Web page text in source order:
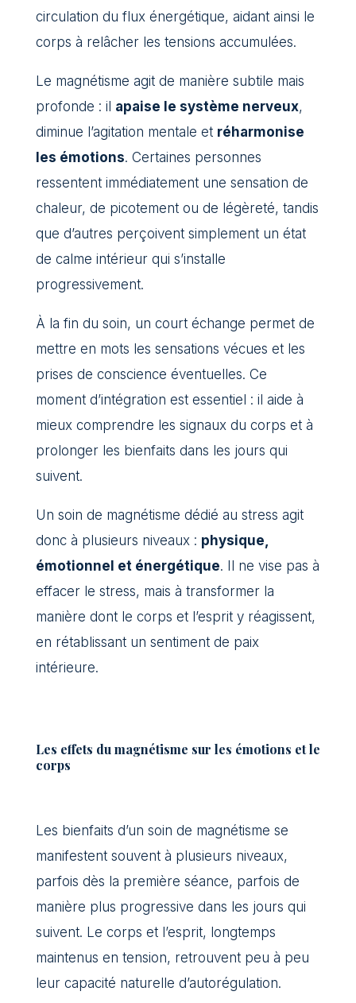
circulation du flux énergétique, aidant ainsi le
corps à relâcher les tensions accumulées.
Le magnétisme agit de manière subtile mais
profonde : il apaise le système nerveux,
diminue l’agitation mentale et réharmonise
les émotions. Certaines personnes
ressentent immédiatement une sensation de
chaleur, de picotement ou de légèreté, tandis
que d’autres perçoivent simplement un état
de calme intérieur qui s’installe
progressivement.
À la fin du soin, un court échange permet de
mettre en mots les sensations vécues et les
prises de conscience éventuelles. Ce
moment d’intégration est essentiel : il aide à
mieux comprendre les signaux du corps et à
prolonger les bienfaits dans les jours qui
suivent.
Un soin de magnétisme dédié au stress agit
donc à plusieurs niveaux : physique,
émotionnel et énergétique. Il ne vise pas à
effacer le stress, mais à transformer la
manière dont le corps et l’esprit y réagissent,
en rétablissant un sentiment de paix
intérieure.
Les effets du magnétisme sur les émotions et le
corps
Les bienfaits d’un soin de magnétisme se
manifestent souvent à plusieurs niveaux,
parfois dès la première séance, parfois de
manière plus progressive dans les jours qui
suivent. Le corps et l’esprit, longtemps
maintenus en tension, retrouvent peu à peu
leur capacité naturelle d’autorégulation.